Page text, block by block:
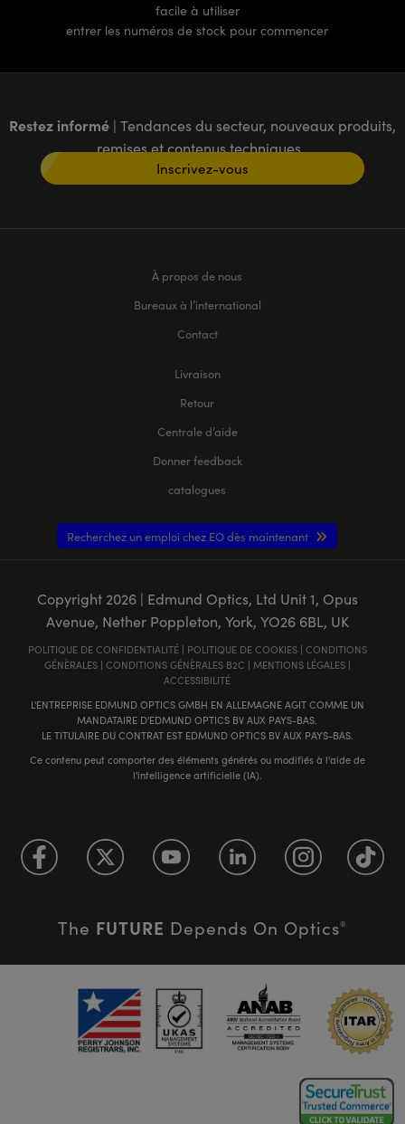
facile à utiliser
entrer les numéros de stock pour commencer
Restez informé | Tendances du secteur, nouveaux produits,
remises et contenus techniques
Inscrivez-vous
À propos de nous
Bureaux à l’international
Contact
Livraison
Retour
Centrale d’aide
Donner feedback
catalogues
Recherchez un emploi chez EO dès maintenant
Copyright 2026| Edmund Optics, Ltd Unit 1, Opus
Avenue, Nether Poppleton, York, YO26 6BL, UK
POLITIQUE DE CONFIDENTIALITÉ| POLITIQUE DE COOKIES| CONDITIONS
GÉNÈRALES| CONDITIONS GÉNÈRALES B2C | MENTIONS LÉGALES|
ACCESSIBILITÉ
L'ENTREPRISE EDMUND OPTICS GMBH EN ALLEMAGNE AGIT COMME UN
MANDATAIRE D'EDMUND OPTICS BV AUX PAYS-BAS.
LE TITULAIRE DU CONTRAT EST EDMUND OPTICS BV AUX PAYS-BAS.
Ce contenu peut comporter des éléments générés ou modifiés à l'aide de
l'intelligence artificielle (IA).
The FUTURE Depends On Optics®